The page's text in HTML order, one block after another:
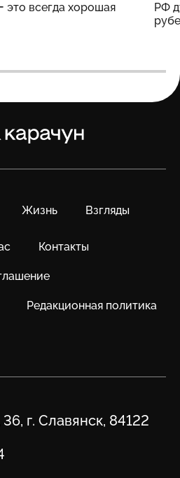
это всегда хорошая
РФ
Жизнь Взгляды
Контакты
Редакционная политика
г. Славянск, 84122